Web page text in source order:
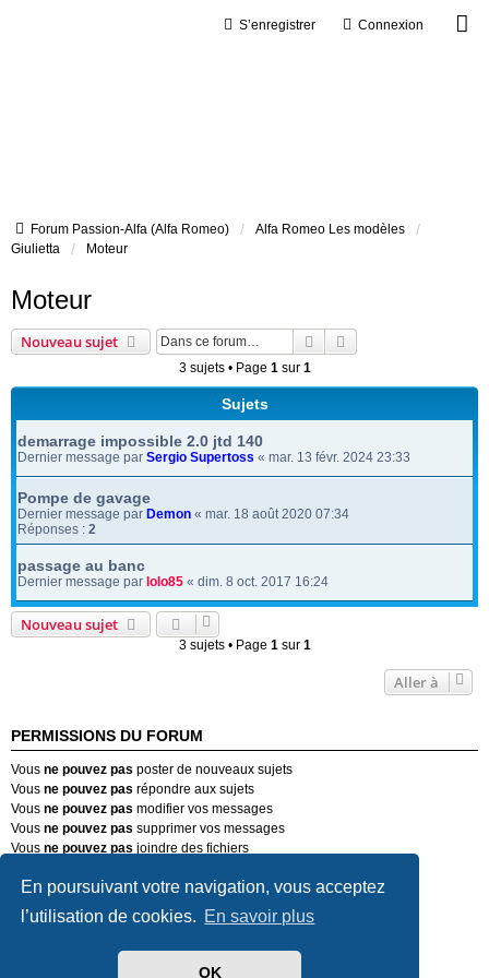
En poursuivant votre navigation, vous acceptez
l’utilisation de cookies. En savoir plus
OK
Connexion
S’enregistrer
Forum Passion-Alfa (Alfa Romeo)
Alfa Romeo Les modèles
Giulietta
Moteur
Moteur
Nouveau sujet Rechercher
3 sujets • Page 1sur 1
Sujets
demarrage impossible 2.0 jtd 140
Dernier message par Sergio Supertoss « mar. 13 févr. 2024 23:33
Pompe de gavage
Dernier message par Demon « mar. 18 août 2020 07:34
Réponses : 2
passage au banc
Dernier message par lolo85 « dim. 8 oct. 2017 16:24
Nouveau sujet
3 sujets • Page 1sur 1
Aller à
PERMISSIONS DU FORUM
Vous ne pouvez pas poster de nouveaux sujets
Vous ne pouvez pas répondre aux sujets
Vous ne pouvez pas modifier vos messages
Vous ne pouvez pas supprimer vos messages
Vous ne pouvez pas joindre des fichiers
Forum Passion-Alfa (Alfa Romeo)
Nous contacter
Supprimer les cookies
Heures au format UTC+02:00
phpBB® Forum Software © phpBB Limited